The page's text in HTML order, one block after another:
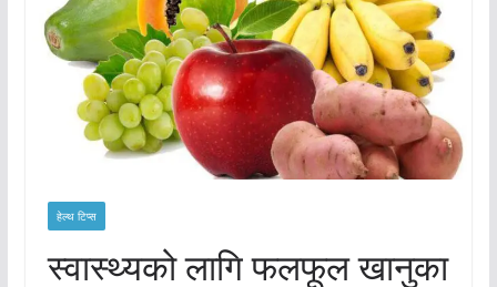
हेल्थ टिप्स
स्वास्थ्यको लागि फलफूल खानुका